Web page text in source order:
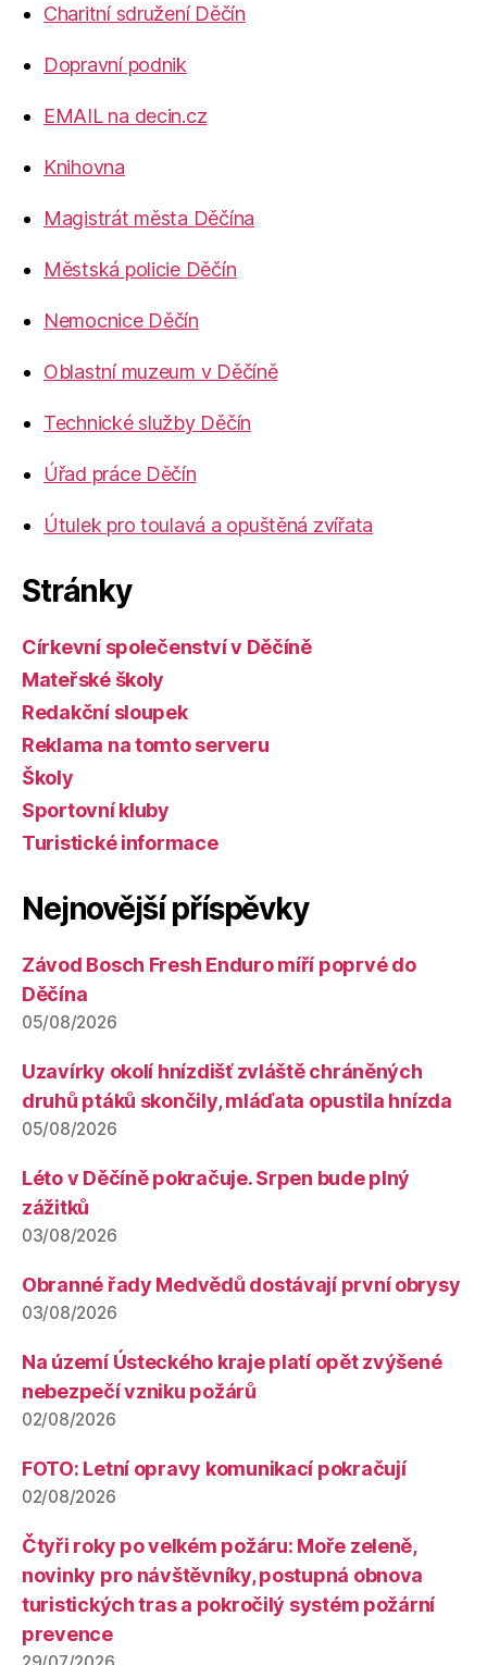
Charitní sdružení Děčín
Dopravní podnik
EMAIL na decin.cz
Knihovna
Magistrát města Děčína
Městská policie Děčín
Nemocnice Děčín
Oblastní muzeum v Děčíně
Technické služby Děčín
Úřad práce Děčín
Útulek pro toulavá a opuštěná zvířata
Stránky
Církevní společenství v Děčíně
Mateřské školy
Redakční sloupek
Reklama na tomto serveru
Školy
Sportovní kluby
Turistické informace
Nejnovější příspěvky
Závod Bosch Fresh Enduro míří poprvé do
Děčína
05/08/2026
Uzavírky okolí hnízdišť zvláště chráněných
druhů ptáků skončily, mláďata opustila hnízda
05/08/2026
Léto v Děčíně pokračuje. Srpen bude plný
zážitků
03/08/2026
Obranné řady Medvědů dostávají první obrysy
03/08/2026
Na území Ústeckého kraje platí opět zvýšené
nebezpečí vzniku požárů
02/08/2026
FOTO: Letní opravy komunikací pokračují
02/08/2026
Čtyři roky po velkém požáru: Moře zeleně,
novinky pro návštěvníky, postupná obnova
turistických tras a pokročilý systém požární
prevence